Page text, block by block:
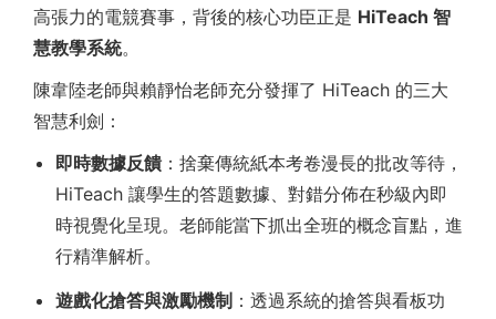
高張力的電競賽事，背後的核心功臣正是 HiTeach 智
慧教學系統。
陳韋陸老師與賴靜怡老師充分發揮了 HiTeach 的三大
智慧利劍：
即時數據反饋：捨棄傳統紙本考卷漫長的批改等待，
HiTeach 讓學生的答題數據、對錯分佈在秒級內即
時視覺化呈現。老師能當下抓出全班的概念盲點，進
行精準解析。
遊戲化搶答與激勵機制 ：透過系統的搶答與看板功